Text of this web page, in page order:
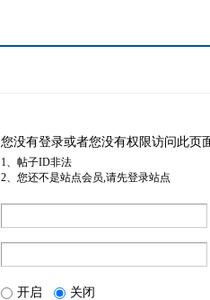
您没有登录或者您没有权限访问此页
1、帖子ID非法
2、您还不是站点会员,请先登录站点
开启 关闭